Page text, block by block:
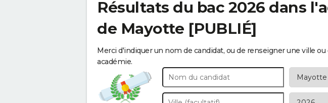
Résultats du bac 2026 dans
de Mayotte [PUBLIÉ]
Merci d'indiquer un nom de candidat, ou de renseigner une ville ou
académie.